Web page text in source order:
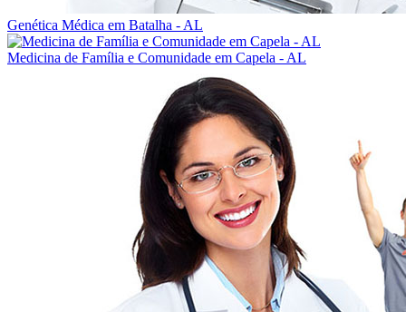
Genética Médica em Batalha - AL
Medicina de Família e Comunidade em Capela - AL